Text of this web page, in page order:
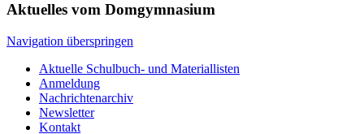
Aktuelles vom Domgymnasium
Navigation überspringen
Aktuelle Schulbuch- und Materiallisten
Anmeldung
Nachrichtenarchiv
Newsletter
Kontakt